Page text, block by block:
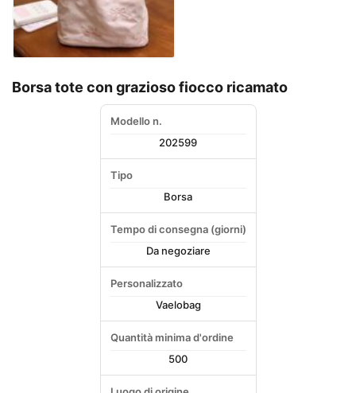
Borsa tote con grazioso fiocco ricamato
Modello n.
202599
Tipo
Borsa
Tempo di consegna (giorni)
Da negoziare
Personalizzato
Vaelobag
Quantità minima d'ordine
500